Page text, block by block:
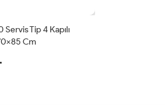
Servis Tip 4 Kapılı
Cm